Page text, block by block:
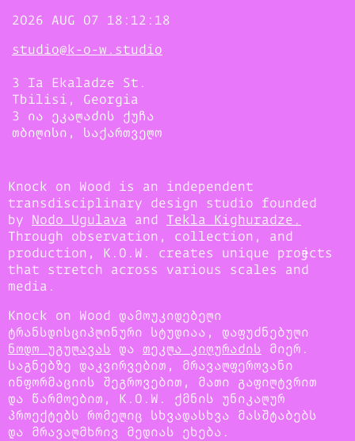
2026 AUG 07 18:12:18
studio@k-o-w.studio
3 Ia Ekaladze St.
Tbilisi, Georgia
3 ია ეკალაძის ქუჩა
თბილისი, საქართველო
Knock on Wood is an independent
transdisciplinary design studio founded
by Nodo Ugulava and Tekla Kighuradze.
Through observation, collection, and
production, K.O.W. creates unique projects
that stretch across various scales and
media.
Knock on Wood დამოუკიდებელი
ტრანსდისციპლინური სტუდიაა, დაფუძნებული
ნოდო უგულავას და თეკლა კიღურაძის მიერ.
საგნებზე დაკვირვებით, მრავალფეროვანი
ინფორმაციის შეგროვებით, მათი გაფილტვრით
და წარმოებით, K.O.W. ქმნის უნიკალურ
პროექტებს რომელიც სხვადასხვა მასშტაბებს
და მრავალმხრივ მედიას ეხება.